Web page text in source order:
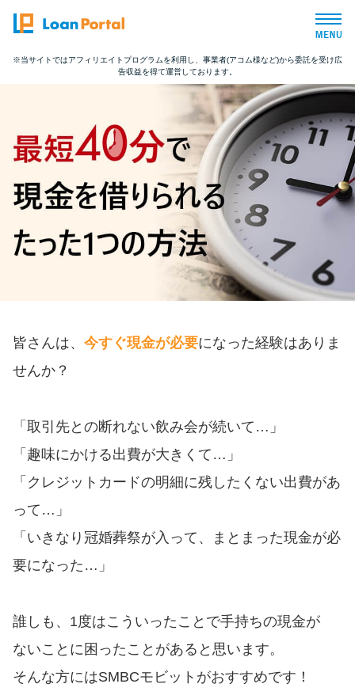
トップページ
おすすめコンテンツ
総合人気ランキング
とにかくすぐ借りたい方向け
バレずに借りたい方向け
カードローンQ&A
リボ払いをそのまま払いきると
カードローンの見直しで40万円
得した話
最速！最短40分で借りられるカ
※当サイトではアフィリエイトプログラムを利用し、事業者(アコム様など)から委託を受け広
告収益を得て運営しております。
皆さんは、 今すぐ現金が必要になった経験はありま
せんか？
「取引先との断れない飲み会が続いて…」
「趣味にかける出費が大きくて…」
「クレジットカードの明細に残したくない出費があ
って…」
「いきなり冠婚葬祭が入って、まとまった現金が必
要になった…」
誰しも、1度はこういったことで手持ちの現金が
ないことに困ったことがあると思います。
そんな方にはSMBCモビットがおすすめです！